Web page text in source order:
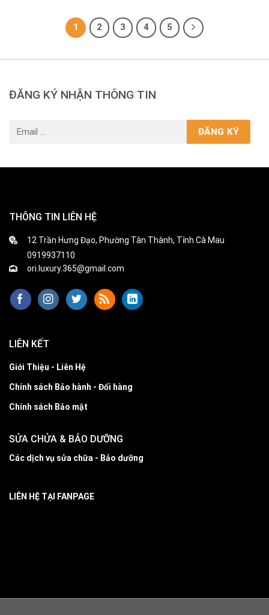
1 2 3 4 5
ĐĂNG KÝ NHẬN THÔNG TIN
THÔNG TIN LIÊN HỆ
12 Trần Hưng Đạo, Phường Tân Thành, Tỉnh Cà Mau
0919937110
ori.luxury.365@gmail.com
LIÊN KẾT
Giới Thiệu - Liên Hệ
Chính sách Bảo hành - Đổi hàng
Chính sách Bảo mật
SỬA CHỬA & BẢO DƯỠNG
Các dịch vụ sửa chữa - Bảo dưỡng
LIÊN HỆ TẠI FANPAGE